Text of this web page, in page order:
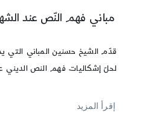
مباني فهم النّص عند
قدّم الشيخ حسنين المباني التي
لحلّ إشكاليات فهم النص الديني
إقرأ المزيد